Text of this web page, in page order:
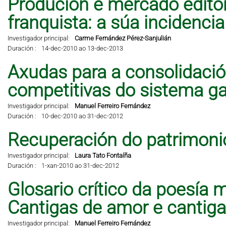
Produción e mercado
franquista: a súa
Investigador principal:
Carme Fernández Pérez-Sanjulián
Duración :
14-dec-2010 ao 13-dec-2013
Axudas para a
competitivas do sistema
Investigador principal:
Manuel Ferreiro Fernández
Duración :
10-dec-2010 ao 31-dec-2012
Recuperación do
Investigador principal:
Laura Tato Fontaíña
Duración :
1-xan-2010 ao 31-dec-2012
Glosario crítico da poesía
Cantigas de amor e
Investigador principal:
Manuel Ferreiro Fernández